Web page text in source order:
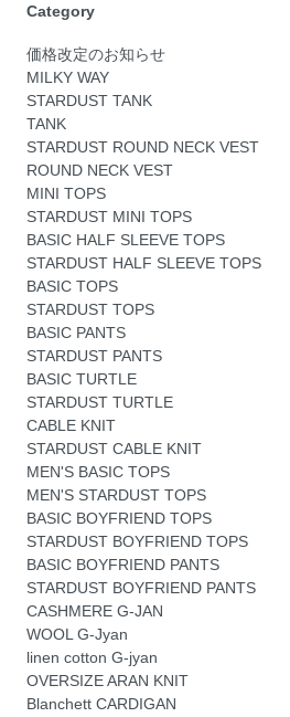
Category
価格改定のお知らせ
MILKY WAY
STARDUST TANK
TANK
STARDUST ROUND NECK VEST
ROUND NECK VEST
MINI TOPS
STARDUST MINI TOPS
BASIC HALF SLEEVE TOPS
STARDUST HALF SLEEVE TOPS
BASIC TOPS
STARDUST TOPS
BASIC PANTS
STARDUST PANTS
BASIC TURTLE
STARDUST TURTLE
CABLE KNIT
STARDUST CABLE KNIT
MEN'S BASIC TOPS
MEN'S STARDUST TOPS
BASIC BOYFRIEND TOPS
STARDUST BOYFRIEND TOPS
BASIC BOYFRIEND PANTS
STARDUST BOYFRIEND PANTS
CASHMERE G-JAN
WOOL G-Jyan
linen cotton G-jyan
OVERSIZE ARAN KNIT
Blanchett CARDIGAN